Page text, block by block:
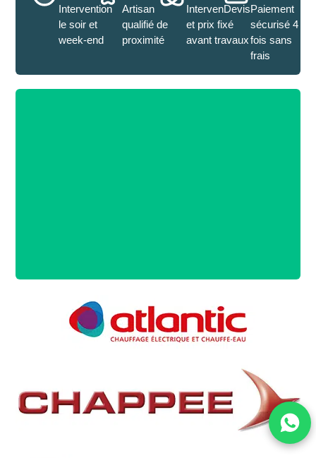
Intervention
le soir et
week-end
Artisan
qualifié de
proximité
IntervenDevis
et prix fixé
avant travaux
Paiement
sécurisé 4
fois sans
frais